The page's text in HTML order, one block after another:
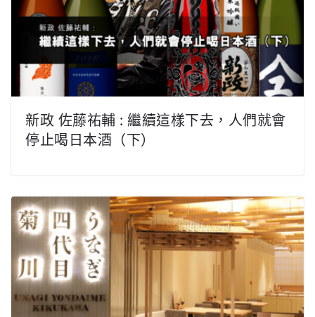
新政 佐藤祐輔 : 繼續這樣下去，人們就會
停止喝日本酒（下）